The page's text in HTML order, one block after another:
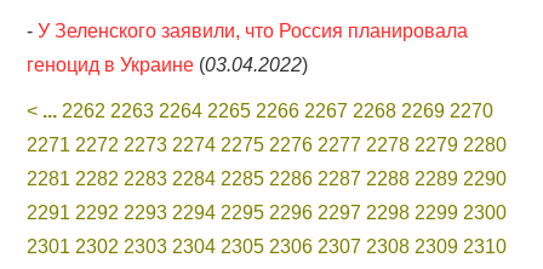
-У Зеленского заявили, что Россия планировала
геноцид в Украине (03.04.2022)
< ... 2262 2263 2264 2265 2266 2267 2268 2269 2270
2271 2272 2273 2274 2275 2276 2277 2278 2279 2280
2281 2282 2283 2284 2285 2286 2287 2288 2289 2290
2291 2292 2293 2294 2295 2296 2297 2298 2299 2300
2301 2302 2303 2304 2305 2306 2307 2308 2309 2310